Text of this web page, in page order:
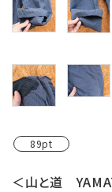
89pt
＜山と道